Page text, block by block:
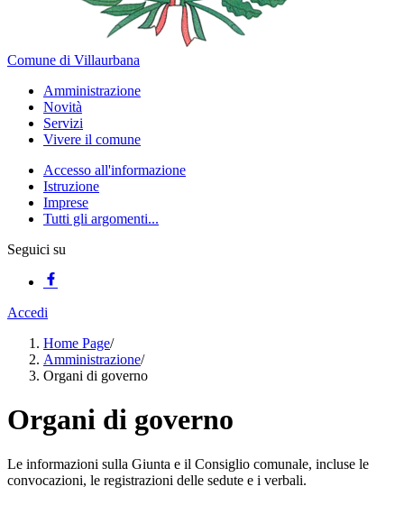
Comune di Villaurbana
Amministrazione
Novità
Servizi
Vivere il comune
Accesso all'informazione
Istruzione
Imprese
Tutti gli argomenti...
Seguici su
Accedi
Home Page/
Amministrazione/
Organi di governo
Organi di governo
Le informazioni sulla Giunta e il Consiglio comunale, incluse le
convocazioni, le registrazioni delle sedute e i verbali.